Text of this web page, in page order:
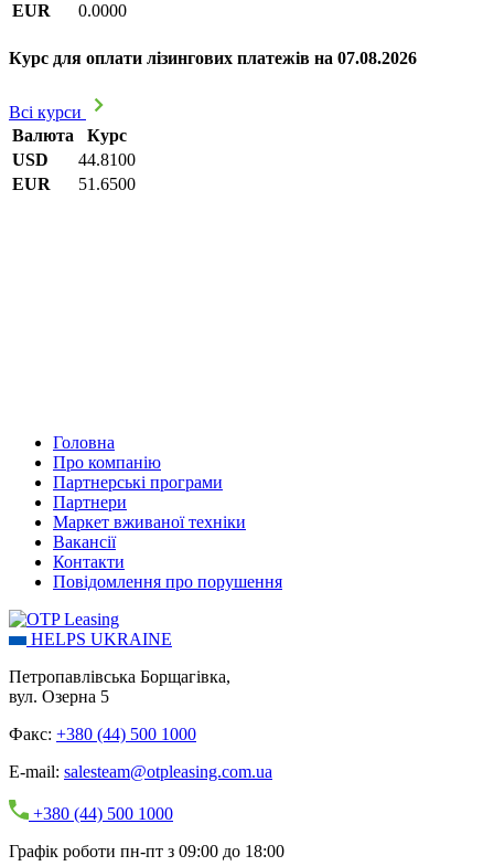
EUR
0.0000
Курс для оплати лізингових платежів на 07.08.2026
Всі курси
Валюта
Курс
USD
44.8100
EUR
51.6500
Головна
Про компанію
Партнерські програми
Партнери
Маркет вживаної техніки
Вакансії
Контакти
Повідомлення про порушення
HELPS UKRAINE
Петропавлівська Борщагівка,
вул. Озерна 5
Факс: +380 (44) 500 1000
E-mail: salesteam@otpleasing.com.ua
+380 (44) 500 1000
Графік роботи пн-пт з 09:00 до 18:00